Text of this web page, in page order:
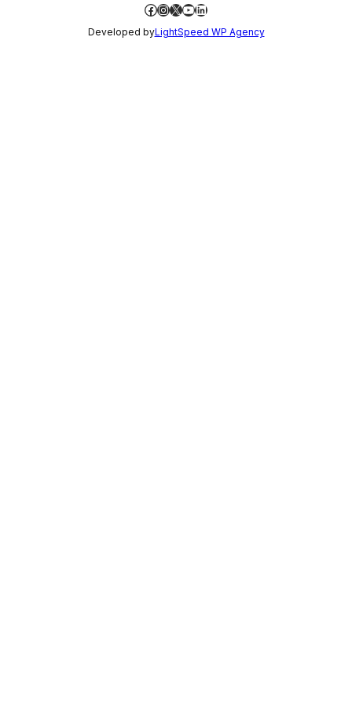
Facebook
Instagram
X YouTube
LinkedIn
Developed byLightSpeed WP Agency